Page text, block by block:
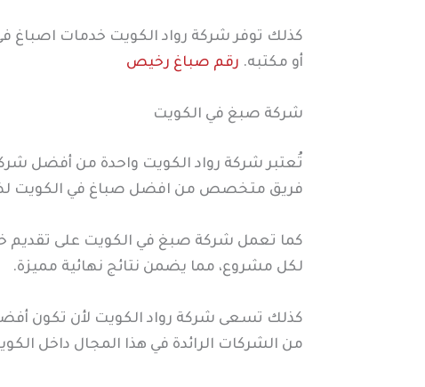
كذلك توفر شركة رواد الكويت خدمات اصباغ
أو مكتبه. رقم صباغ رخيص
شركة صبغ في الكويت
تُعتبر شركة رواد الكويت واحدة من أفضل
فريق متخصص من افضل صباغ في الكويت
كما تعمل شركة صبغ في الكويت على تقديم
لكل مشروع، مما يضمن نتائج نهائية مميزة.
كذلك تسعى شركة رواد الكويت لأن تكون
من الشركات الرائدة في هذا المجال داخل